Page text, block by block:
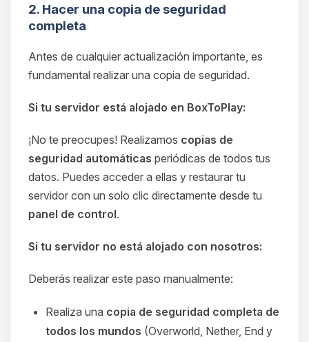
2. Hacer una copia de seguridad
completa
Antes de cualquier actualización importante, es
fundamental realizar una copia de seguridad.
Si tu servidor está alojado en BoxToPlay:
¡No te preocupes! Realizamos copias de
seguridad automáticas periódicas de todos tus
datos. Puedes acceder a ellas y restaurar tu
servidor con un solo clic directamente desde tu
panel de control.
Si tu servidor no está alojado con nosotros:
Deberás realizar este paso manualmente:
Realiza una copia de seguridad completa de
todos los mundos (Overworld, Nether, End y